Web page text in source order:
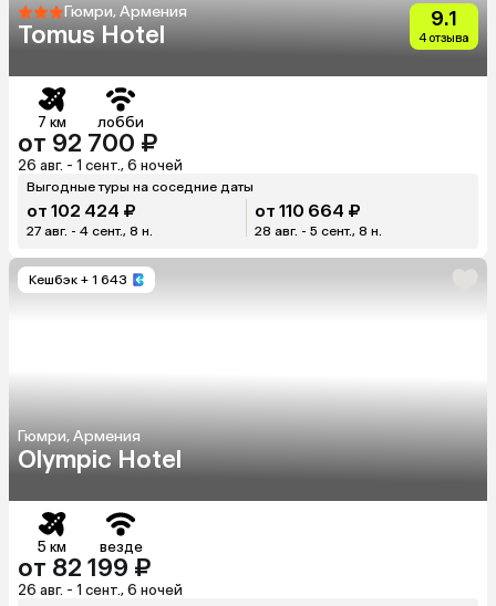
Гюмри, Армения
Tomus Hotel
9.1
4 отзыва
7 км лобби
от 92 700 ₽
26 авг. - 1 сент., 6 ночей
Выгодные туры на соседние даты
от 102 424 ₽
27 авг. - 4 сент., 8 н.
от 110 664 ₽
28 авг. - 5 сент., 8 н.
Кешбэк + 1 643
Гюмри, Армения
Olympic Hotel
5 км везде
от 82 199 ₽
26 авг. - 1 сент., 6 ночей